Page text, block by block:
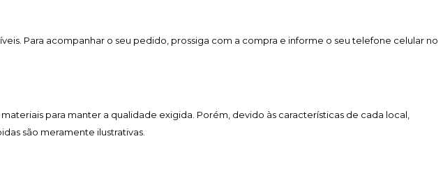
Para acompanhar o seu pedido, prossiga com a compra e informe o seu telefone celular no
para manter a qualidade exigida. Porém, devido às características de cada local,
são meramente ilustrativas.